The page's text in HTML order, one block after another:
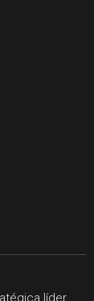
líder